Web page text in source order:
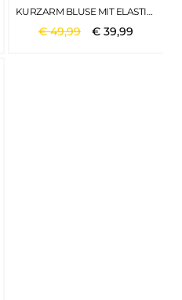
KURZARM BLUSE MIT ELASTIKSAUM SHADOWED NAVY
€49,99 €39,99